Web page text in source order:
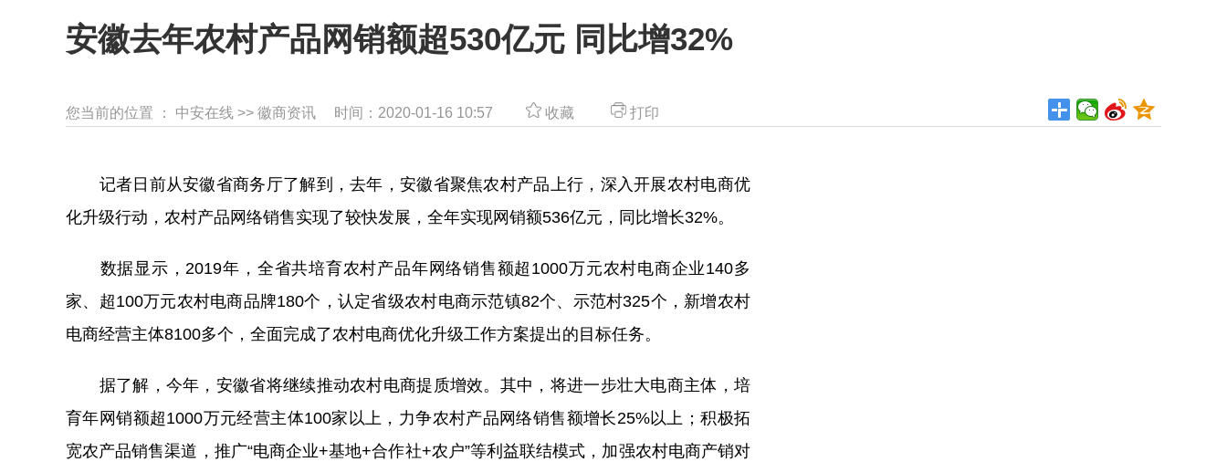
安徽去年农村产品网销额超530亿元 同比增32%
您当前的位置 ： 中安在线 >> 徽商资讯 时间：2020-01-16 10:57 收藏 打印
记者日前从安徽省商务厅了解到，去年，安徽省聚焦农村产品上行，深入开展农村电商优
化升级行动，农村产品网络销售实现了较快发展，全年实现网销额536亿元，同比增长32%。
数据显示，2019年，全省共培育农村产品年网络销售额超1000万元农村电商企业140多
家、超100万元农村电商品牌180个，认定省级农村电商示范镇82个、示范村325个，新增农村
电商经营主体8100多个，全面完成了农村电商优化升级工作方案提出的目标任务。
据了解，今年，安徽省将继续推动农村电商提质增效。其中，将进一步壮大电商主体，培
育年网销额超1000万元经营主体100家以上，力争农村产品网络销售额增长25%以上；积极拓
宽农产品销售渠道，推广“电商企业+基地+合作社+农户”等利益联结模式，加强农村电商产销对